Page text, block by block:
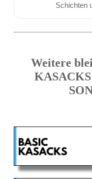
Schichten
Weitere